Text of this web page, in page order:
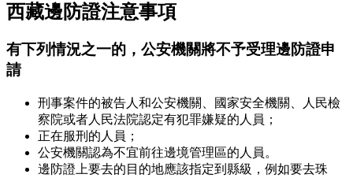
西藏邊防證注意事項
有下列情況之一的，公安機關將不予受理邊防證申
請
刑事案件的被告人和公安機關、國家安全機關、人民檢
察院或者人民法院認定有犯罪嫌疑的人員；
正在服刑的人員；
公安機關認為不宜前往邊境管理區的人員。
邊防證上要去的目的地應該指定到縣級，例如要去珠